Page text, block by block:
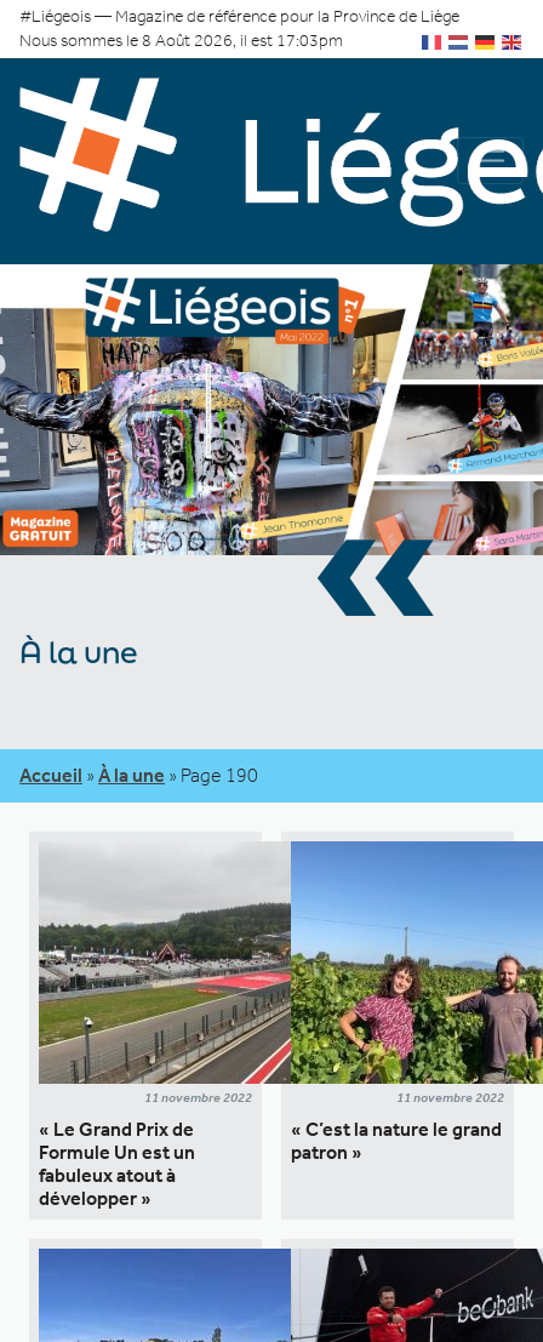
#Liégeois — Magazine de référence pour la Province de Liège
Nous sommes le 8 Août 2026, il est 17:03pm
«
À la une
Accueil » À la une » Page 190
11 novembre 2022
« Le Grand Prix de
Formule Un est un
fabuleux atout à
développer »
11 novembre 2022
« C’est la nature le grand
patron »